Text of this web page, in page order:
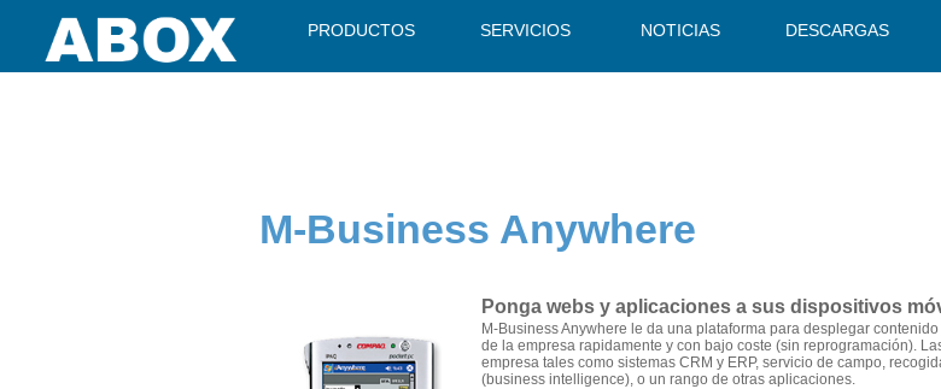
PRODUCTOS SERVICIOS NOTICIAS DESCARGAS
M-Business Anywhere
Ponga webs y aplicaciones a sus dispositivos
M-Business Anywhere le da una plataforma para desplegar
de la empresa rapidamente y con bajo coste (sin reprogramación).
empresa tales como sistemas CRM y ERP, servicio de campo,
(business intelligence), o un rango de otras aplicaciones.